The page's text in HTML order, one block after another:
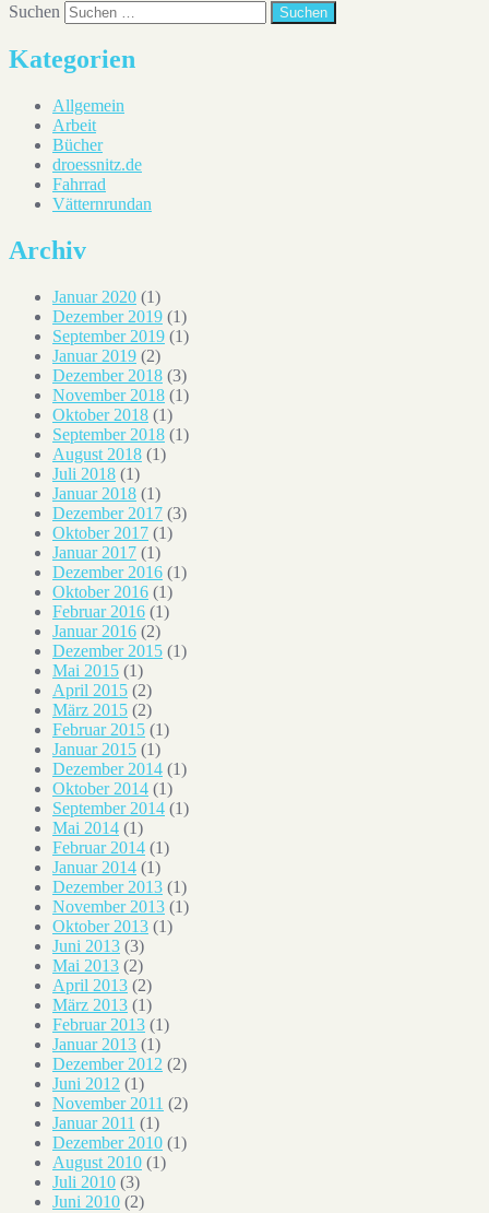
Suchen
Kategorien
Allgemein
Arbeit
Bücher
droessnitz.de
Fahrrad
Vätternrundan
Archiv
Januar 2020 (1)
Dezember 2019 (1)
September 2019 (1)
Januar 2019 (2)
Dezember 2018 (3)
November 2018 (1)
Oktober 2018 (1)
September 2018 (1)
August 2018 (1)
Juli 2018 (1)
Januar 2018 (1)
Dezember 2017 (3)
Oktober 2017 (1)
Januar 2017 (1)
Dezember 2016 (1)
Oktober 2016 (1)
Februar 2016 (1)
Januar 2016 (2)
Dezember 2015 (1)
Mai 2015 (1)
April 2015 (2)
März 2015 (2)
Februar 2015 (1)
Januar 2015 (1)
Dezember 2014 (1)
Oktober 2014 (1)
September 2014 (1)
Mai 2014 (1)
Februar 2014 (1)
Januar 2014 (1)
Dezember 2013 (1)
November 2013 (1)
Oktober 2013 (1)
Juni 2013 (3)
Mai 2013 (2)
April 2013 (2)
März 2013 (1)
Februar 2013 (1)
Januar 2013 (1)
Dezember 2012 (2)
Juni 2012 (1)
November 2011 (2)
Januar 2011 (1)
Dezember 2010 (1)
August 2010 (1)
Juli 2010 (3)
Juni 2010 (2)